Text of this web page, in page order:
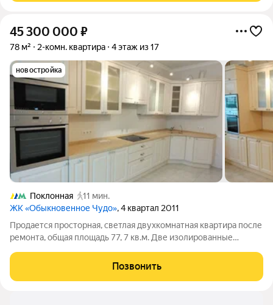
45 300 000 ₽
78 м² 2-комн. квартира 4 этаж из 17
новостройка
Поклонная
11 мин.
ЖК «Обыкновенное Чудо», 4 квартал 2011
Продается просторная, светлая двухкомнатная квартира после
ремонта, общая площадь 77, 7 кв.м. Две изолированные
санузла и кладовая/гардеробная. Большая кухня с
качественной встроенной техникой,
Позвонить